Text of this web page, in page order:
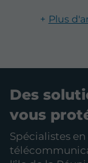
Plus
Des
vous
Spécialistes